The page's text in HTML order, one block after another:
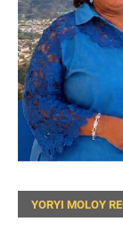
YORYI MOLOY